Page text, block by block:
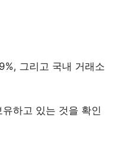
그리고 국내 거래소
하고 있는 것을 확인